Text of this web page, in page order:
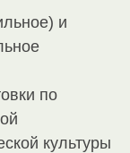
и
по
культуры